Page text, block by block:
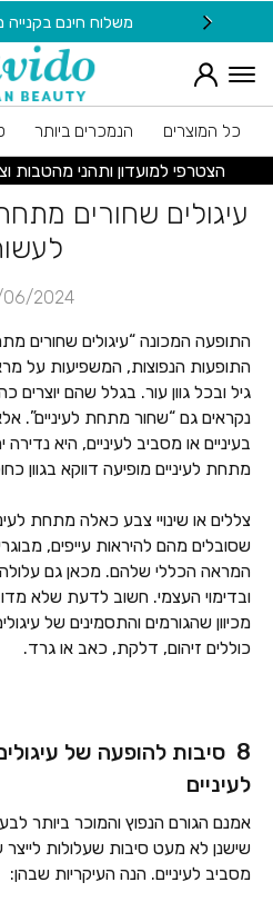
Skip to Content משלוח חינם בקנייה מעל
כל המוצרים הנמכרים ביותר
הצטרפי למועדון ותהני מהטבות
עיגולים שחורים
2024
התופעה המכונה “עיגולים שחורים
התופעות הנפוצות, המשפיעות על
גיל ובכל גוון עור. בגלל שהם יוצרים
נקראים גם “שחור מתחת לעיניים”.
בעיניים או מסביב לעיניים, היא
מתחת לעיניים מופיעה דווקא בגוון
צללים או שינויי צבע כאלה מתחת
שסובלים מהם להיראות עייפים,
המראה הכללי שלהם. מכאן גם עלולה
ובדימוי העצמי. חשוב לדעת שלא
מכיוון שהגורמים והתסמינים של
כוללים זיהום, דלקת, כאב או גרד.
8 סיבות להופעה של
לעיניים
אמנם הגורם הנפוץ והמוכר ביותר
שישנן לא מעט סיבות שעלולות לייצר
מסביב לעיניים. הנה העיקריות שבהן:
בחזרה למעלה